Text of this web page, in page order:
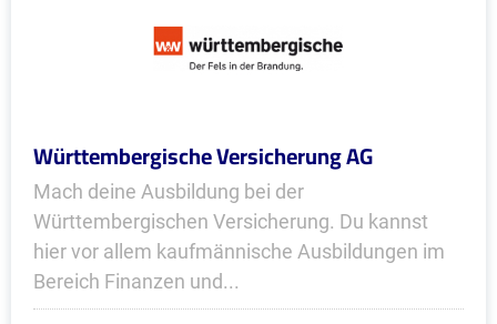
Württembergische Versicherung AG
Mach deine Ausbildung bei der
Württembergischen Versicherung. Du kannst
hier vor allem kaufmännische Ausbildungen im
Bereich Finanzen und...